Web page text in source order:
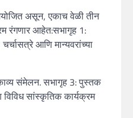
असून, एकाच वेळी तीन
रंगणार आहेत:सभागृह 1:
आणि मान्यवरांच्या
संमेलन. सभागृह 3: पुस्तक
सांस्कृतिक कार्यक्रम